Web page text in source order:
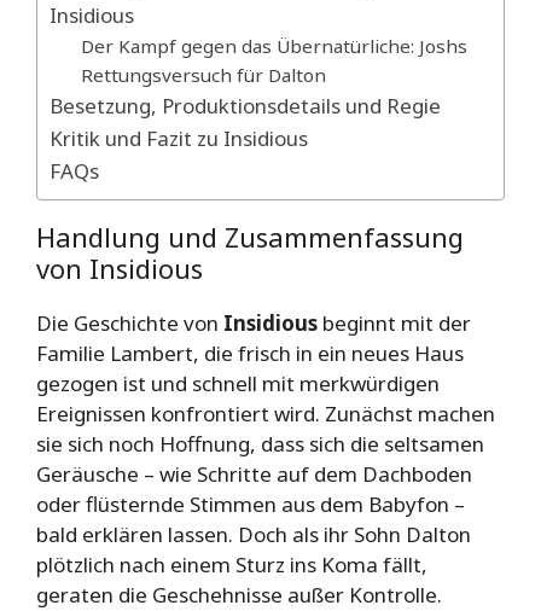
Insidious
Der Kampf gegen das Übernatürliche: Joshs
Rettungsversuch für Dalton
Besetzung, Produktionsdetails und Regie
Kritik und Fazit zu Insidious
FAQs
Handlung und Zusammenfassung
von Insidious
Die Geschichte von Insidious beginnt mit der
Familie Lambert, die frisch in ein neues Haus
gezogen ist und schnell mit merkwürdigen
Ereignissen konfrontiert wird. Zunächst machen
sie sich noch Hoffnung, dass sich die seltsamen
Geräusche – wie Schritte auf dem Dachboden
oder flüsternde Stimmen aus dem Babyfon –
bald erklären lassen. Doch als ihr Sohn Dalton
plötzlich nach einem Sturz ins Koma fällt,
geraten die Geschehnisse außer Kontrolle.